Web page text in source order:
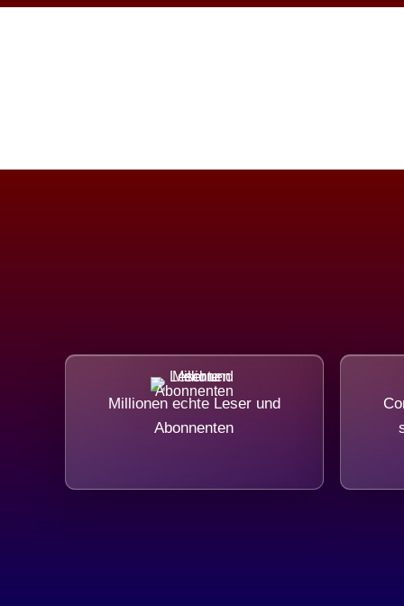
Millionen echte Leser und
Abonnenten